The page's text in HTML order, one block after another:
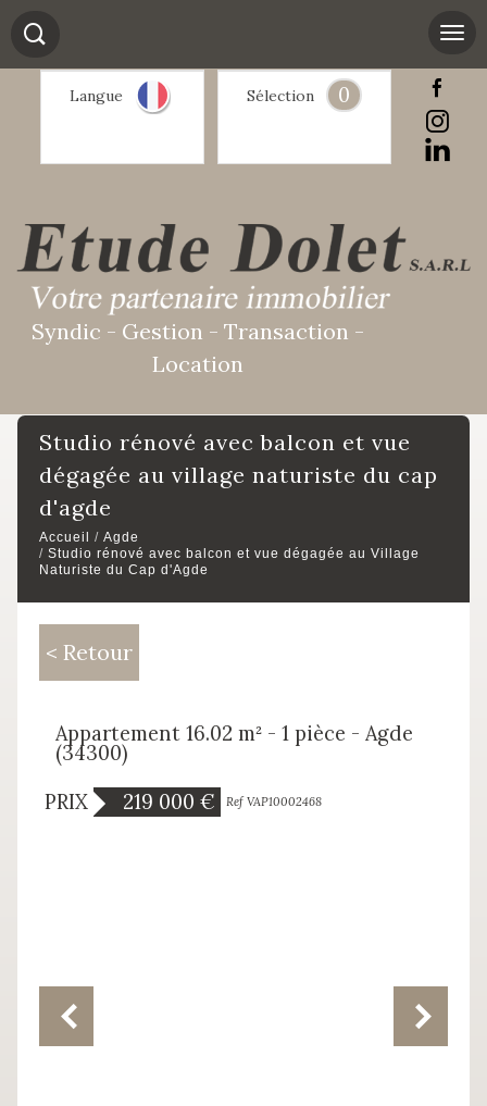
Langue Sélection 0
Syndic - Gestion - Transaction -
Location
studio rénové avec balcon et vue
dégagée au village naturiste du cap
d'agde
Accueil
Agde
Studio rénové avec balcon et vue dégagée au Village
Naturiste du Cap d'Agde
< Retour
Appartement 16.02 m² - 1 pièce - Agde
(34300)
PRIX
219 000 € Ref VAP10002468